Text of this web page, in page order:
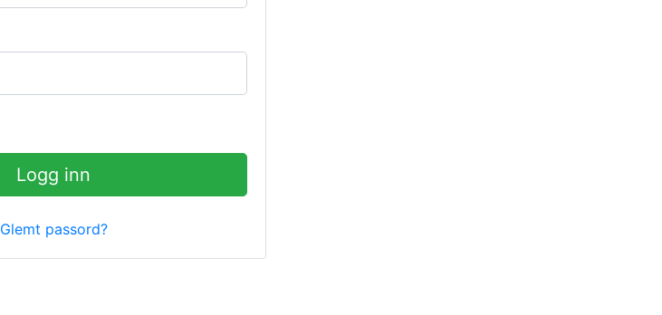
Logg inn
Glemt passord?